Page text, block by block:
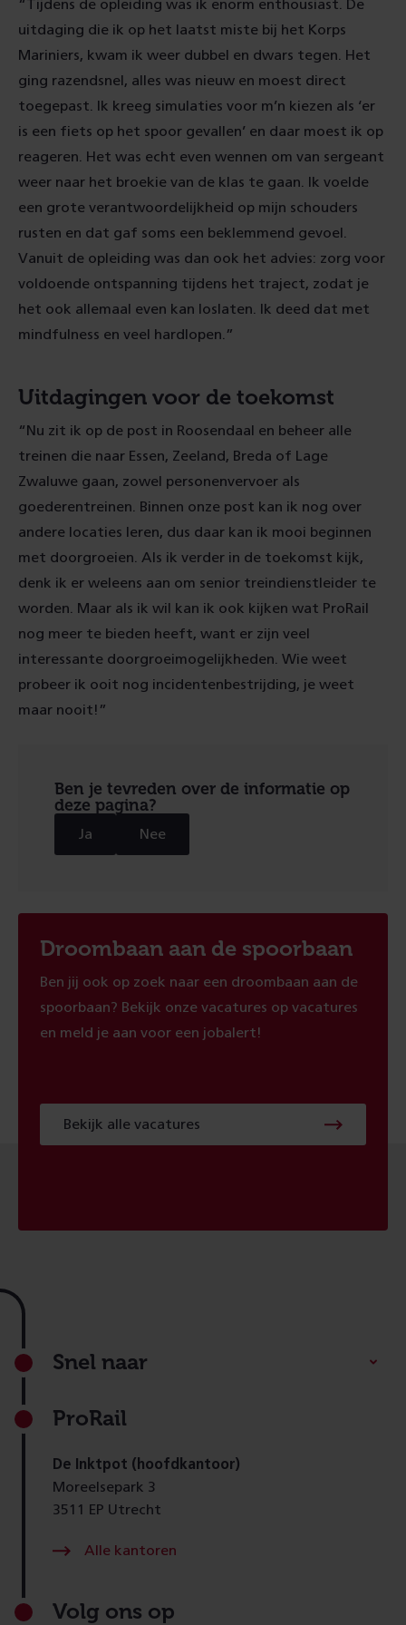
“Tijdens de opleiding was ik enorm enthousiast. De
uitdaging die ik op het laatst miste bij het Korps
Mariniers, kwam ik weer dubbel en dwars tegen. Het
ging razendsnel, alles was nieuw en moest direct
toegepast. Ik kreeg simulaties voor m’n kiezen als ‘er
is een fiets op het spoor gevallen’ en daar moest ik op
reageren. Het was echt even wennen om van sergeant
weer naar het broekie van de klas te gaan. Ik voelde
een grote verantwoordelijkheid op mijn schouders
rusten en dat gaf soms een beklemmend gevoel.
Vanuit de opleiding was dan ook het advies: zorg voor
voldoende ontspanning tijdens het traject, zodat je
het ook allemaal even kan loslaten. Ik deed dat met
mindfulness en veel hardlopen.”
Uitdagingen voor de toekomst
“Nu zit ik op de post in Roosendaal en beheer alle
treinen die naar Essen, Zeeland, Breda of Lage
Zwaluwe gaan, zowel personenvervoer als
goederentreinen. Binnen onze post kan ik nog over
andere locaties leren, dus daar kan ik mooi beginnen
met doorgroeien. Als ik verder in de toekomst kijk,
denk ik er weleens aan om senior treindienstleider te
worden. Maar als ik wil kan ik ook kijken wat ProRail
nog meer te bieden heeft, want er zijn veel
interessante doorgroeimogelijkheden. Wie weet
probeer ik ooit nog incidentenbestrijding, je weet
maar nooit!”
Ben je tevreden over de informatie op
deze pagina?
Ja Nee
Droombaan aan de spoorbaan
Ben jij ook op zoek naar een droombaan aan de
spoorbaan? Bekijk onze vacatures op vacatures
en meld je aan voor een jobalert!
Bekijk alle vacatures
Footer
Snel naar
ProRail
De Inktpot (hoofdkantoor)
Moreelsepark 3
3511 EP Utrecht
Alle kantoren
Volg ons op